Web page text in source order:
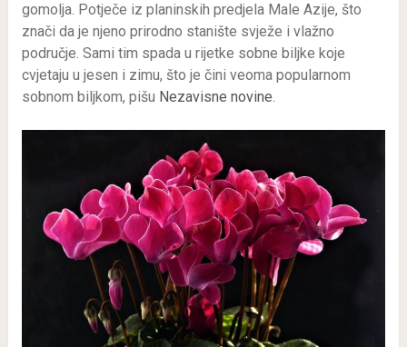
gomolja. Potječe iz planinskih predjela Male Azije, što
znači da je njeno prirodno stanište svježe i vlažno
područje. Sami tim spada u rijetke sobne biljke koje
cvjetaju u jesen i zimu, što je čini veoma popularnom
sobnom biljkom, pišu Nezavisne novine.